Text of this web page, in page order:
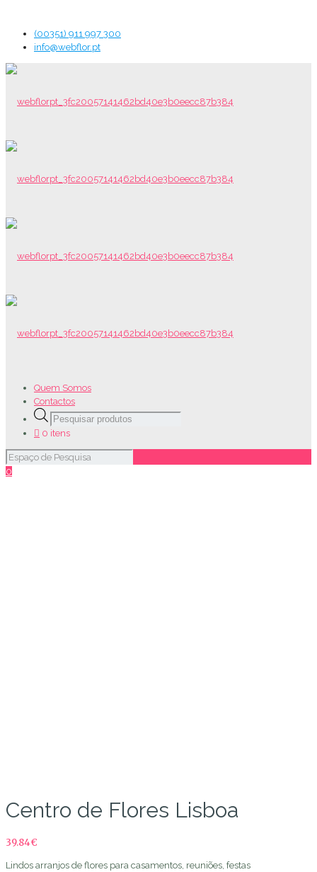
(00351) 911 997 300
info@webflor.pt
Quem Somos
Contactos
Products
search
0 itens
0
Centro de Flores Lisboa
39.84€
Lindos arranjos de flores para casamentos, reuniões, festas